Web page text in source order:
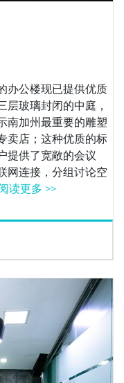
办公楼现已提供优质
层玻璃封闭的中庭，
南加州最重要的雕塑
卖店；这种优质的标
提供了宽敞的会议
网连接，分组讨论空
读更多 >>